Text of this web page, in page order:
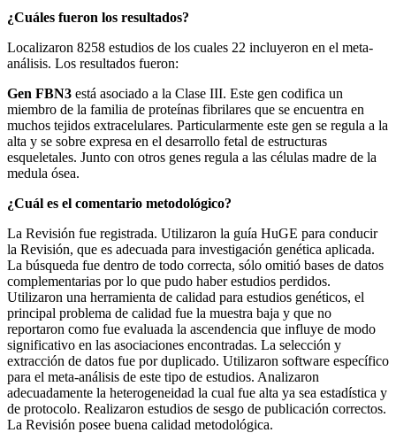
¿Cuáles fueron los resultados?
Localizaron 8258 estudios de los cuales 22 incluyeron en el meta-
análisis. Los resultados fueron:
Gen FBN3 está asociado a la Clase III. Este gen codifica un
miembro de la familia de proteínas fibrilares que se encuentra en
muchos tejidos extracelulares. Particularmente este gen se regula a la
alta y se sobre expresa en el desarrollo fetal de estructuras
esqueletales. Junto con otros genes regula a las células madre de la
medula ósea.
¿Cuál es el comentario metodológico?
La Revisión fue registrada. Utilizaron la guía HuGE para conducir
la Revisión, que es adecuada para investigación genética aplicada.
La búsqueda fue dentro de todo correcta, sólo omitió bases de datos
complementarias por lo que pudo haber estudios perdidos.
Utilizaron una herramienta de calidad para estudios genéticos, el
principal problema de calidad fue la muestra baja y que no
reportaron como fue evaluada la ascendencia que influye de modo
significativo en las asociaciones encontradas. La selección y
extracción de datos fue por duplicado. Utilizaron software específico
para el meta-análisis de este tipo de estudios. Analizaron
adecuadamente la heterogeneidad la cual fue alta ya sea estadística y
de protocolo. Realizaron estudios de sesgo de publicación correctos.
La Revisión posee buena calidad metodológica.